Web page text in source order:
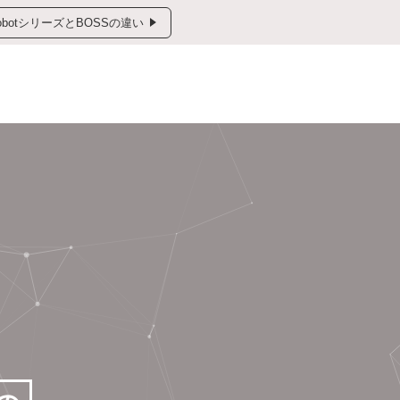
シリーズとBOSSの違い